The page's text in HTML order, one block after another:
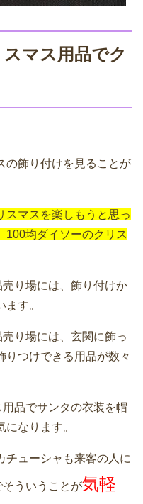
マス用品でク
の飾り付けを見ることが
スマスを楽しもうと思っ
100均ダイソーのクリス
り場には、飾り付けか
す。
り場には、玄関に飾っ
りつけできる用品が数々
品でサンタの衣装を帽
なります。
チューシャも来客の人に
ういうことが気軽